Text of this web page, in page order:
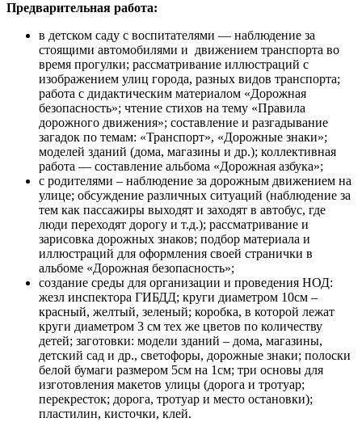
Предварительная работа:
в детском саду с воспитателями — наблюдение за
стоящими автомобилями и движением транспорта во
время прогулки; рассматривание иллюстраций с
изображением улиц города, разных видов транспорта;
работа с дидактическим материалом «Дорожная
безопасность»; чтение стихов на тему «Правила
дорожного движения»; составление и разгадывание
загадок по темам: «Транспорт», «Дорожные знаки»;
моделей зданий (дома, магазины и др.); коллективная
работа — составление альбома «Дорожная азбука»;
с родителями – наблюдение за дорожным движением на
улице; обсуждение различных ситуаций (наблюдение за
тем как пассажиры выходят и заходят в автобус, где
люди переходят дорогу и т.д.); рассматривание и
зарисовка дорожных знаков; подбор материала и
иллюстраций для оформления своей странички в
альбоме «Дорожная безопасность»;
создание среды для организации и проведения НОД:
жезл инспектора ГИБДД; круги диаметром 10см –
красный, желтый, зеленый; коробка, в которой лежат
круги диаметром 3 см тех же цветов по количеству
детей; заготовки: модели зданий – дома, магазины,
детский сад и др., светофоры, дорожные знаки; полоски
белой бумаги размером 5см на 1см; три основы для
изготовления макетов улицы (дорога и тротуар;
перекресток; дорога, тротуар и место остановки);
пластилин, кисточки, клей.